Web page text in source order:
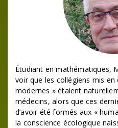
Étudiant en mathématiques,
voir que les collégiens mis en
modernes » étaient
médecins, alors que ces
d’avoir été formés aux «
la conscience écologique